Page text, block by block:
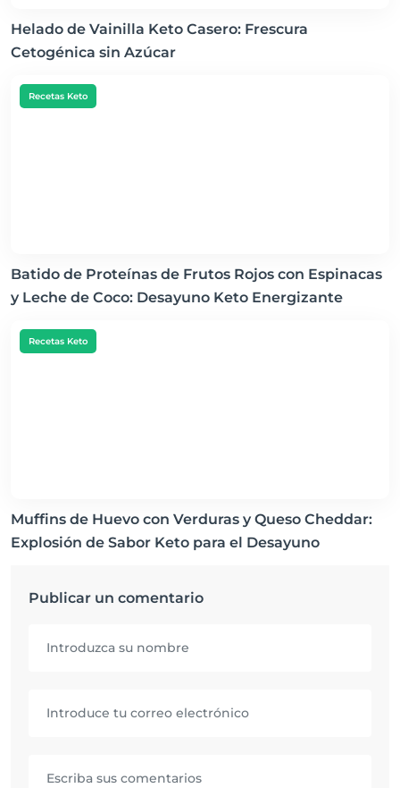
Helado de Vainilla Keto Casero: Frescura
Cetogénica sin Azúcar
Recetas Keto
Batido de Proteínas de Frutos Rojos con Espinacas
y Leche de Coco: Desayuno Keto Energizante
Recetas Keto
Muffins de Huevo con Verduras y Queso Cheddar:
Explosión de Sabor Keto para el Desayuno
Publicar un comentario